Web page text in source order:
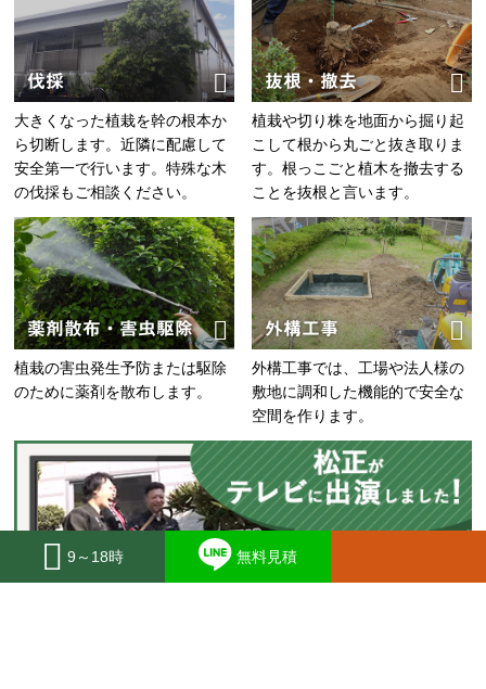
伐採
大きくなった植栽を幹の根本か
ら切断します。近隣に配慮して
安全第一で行います。特殊な木
の伐採もご相談ください。
抜根・撤去
植栽や切り株を地面から掘り起
こして根から丸ごと抜き取りま
す。根っこごと植木を撤去する
ことを抜根と言います。
薬剤散布・害虫駆除
植栽の害虫発生予防または駆除
のために薬剤を散布します。
外構工事
外構工事では、工場や法人様の
敷地に調和した機能的で安全な
空間を作ります。
9～18時 無料見積